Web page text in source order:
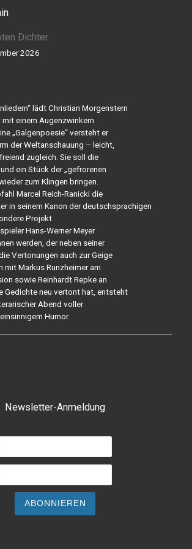
Dichter
2026
lädt Christian Morgenstern
einem Augenzwinkern
„Galgenpoesie“ versteht er
der Weltanschauung – leicht,
zugleich. Sie soll die
ein Stück der „gefrorenen
zum Klingen bringen.
Marcel Reich-Ranicki die
in seinem Kanon der deutschsprachigen
Projekt
Hans-Werner Meyer
werden, der neben seiner
Vertonungen auch zur Geige
mit Markus Runzheimer am
sowie Reinhardt Repke an
Gedichte neu vertont hat, entsteht
Abend voller
Humor.
Newsletter-Anmeldung